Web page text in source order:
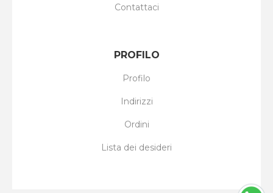
Contattaci
PROFILO
Profilo
Indirizzi
Ordini
Lista dei desideri